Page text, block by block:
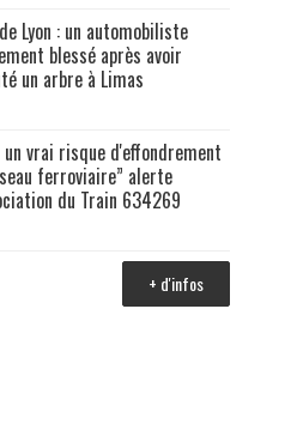
Lyon : un automobiliste
blessé après avoir
un arbre à Limas
un vrai risque d'effondrement
ferroviaire” alerte
du Train 634269
+ d'infos